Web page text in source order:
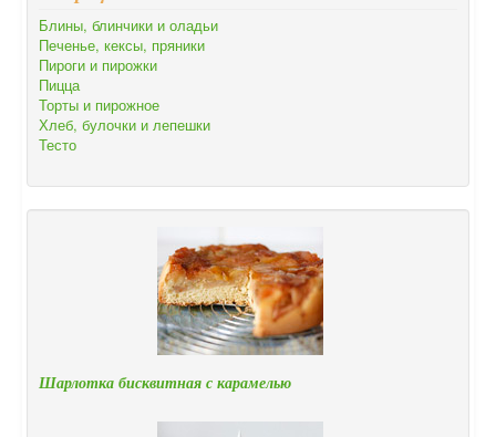
Блины, блинчики и оладьи
Печенье, кексы, пряники
Пироги и пирожки
Пицца
Торты и пирожное
Хлеб, булочки и лепешки
Тесто
Шарлотка бисквитная с карамелью